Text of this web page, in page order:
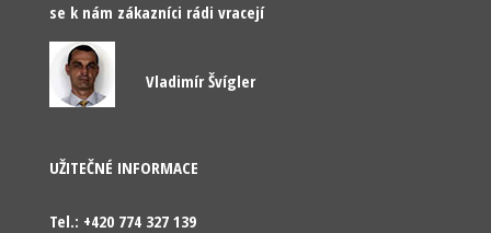
se k nám zákazníci rádi vracejí
Vladimír Švígler
UŽITEČNÉ INFORMACE
Tel.: +420 774 327 139